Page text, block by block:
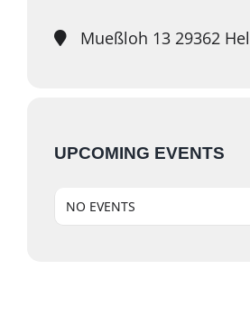
Mueßloh 13 29362
UPCOMING EVENTS
NO EVENTS